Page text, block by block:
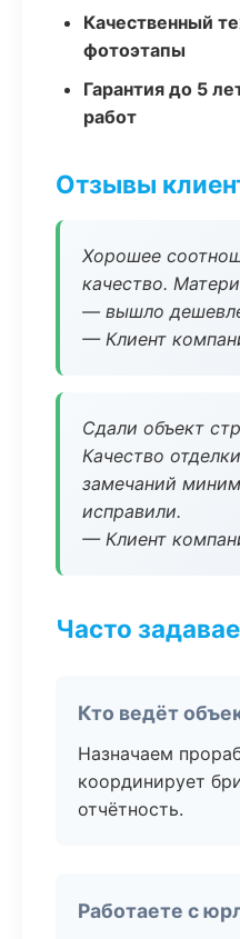
Качественный
фотоэтапы
Гарантия до 5
работ
Отзывы
Хорошее
качество.
— вышло
— Клиент
Сдали объект
Качество
замечаний
исправили.
— Клиент
Часто
Кто ведёт
Назначаем
координирует
отчётность.
Работаете с